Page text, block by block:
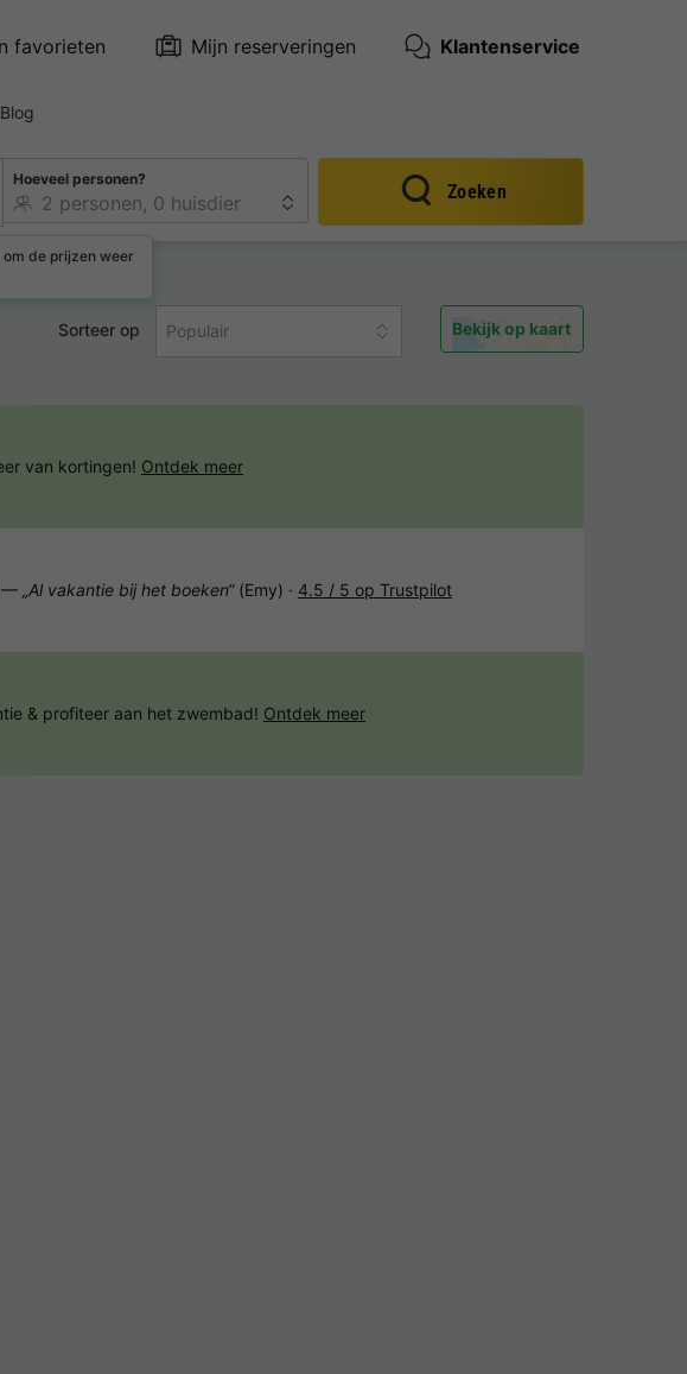
favorieten Mijn reserveringen Klantenservice
Blog
de prijzen weer
Hoeveel personen?
Zoeken
Sorteer op Populair Bekijk op kaart
van kortingen! Ontdek meer
— „Al vakantie bij het boeken“(Emy) · 4.5 / 5 op Trustpilot
& profiteer aan het zwembad! Ontdek meer